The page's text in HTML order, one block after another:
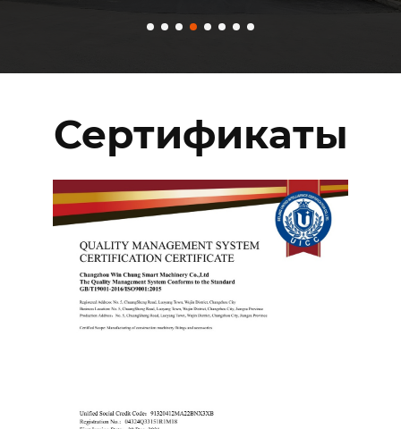
Сертификаты